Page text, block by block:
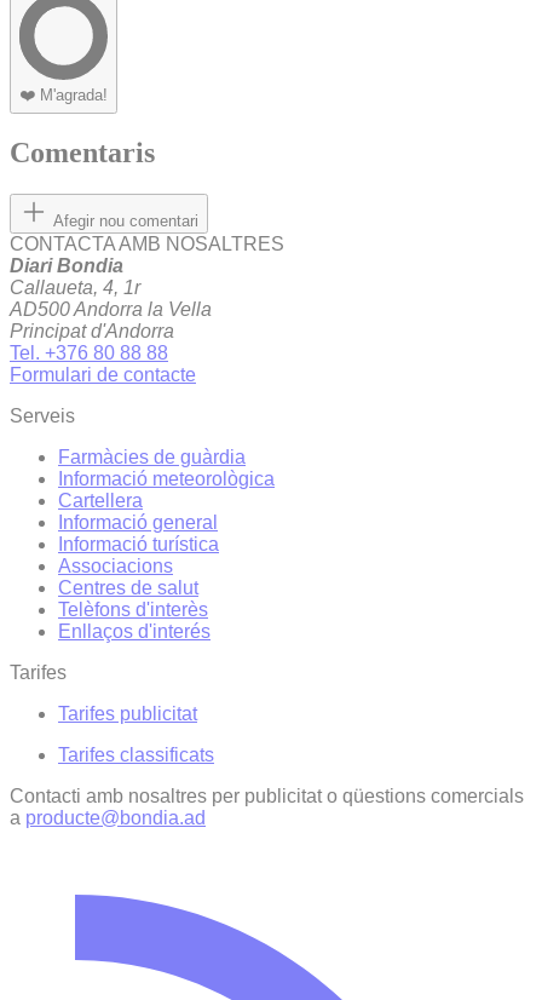
❤️ M'agrada!
Comentaris
Afegir nou comentari
CONTACTA AMB NOSALTRES
Diari Bondia
Callaueta, 4, 1r
AD500 Andorra la Vella
Principat d'Andorra
Tel. +376 80 88 88
Formulari de contacte
Serveis
Farmàcies de guàrdia
Informació meteorològica
Cartellera
Informació general
Informació turística
Associacions
Centres de salut
Telèfons d'interès
Enllaços d'interés
Tarifes
Tarifes publicitat
Tarifes classificats
Contacti amb nosaltres per publicitat o qüestions comercials
a producte@bondia.ad